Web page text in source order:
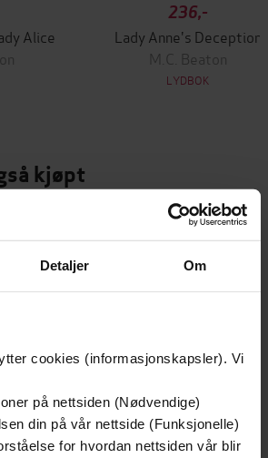
Detaljer Om
cookies (informasjonskapsler). Vi
på nettsiden (Nødvendige)
din på vår nettside (Funksjonelle)
for hvordan nettsiden vår blir
Alice
236,-
Lady Anne's Deception
M.C. Beaton
LYDBOK
kjøpt
Premium